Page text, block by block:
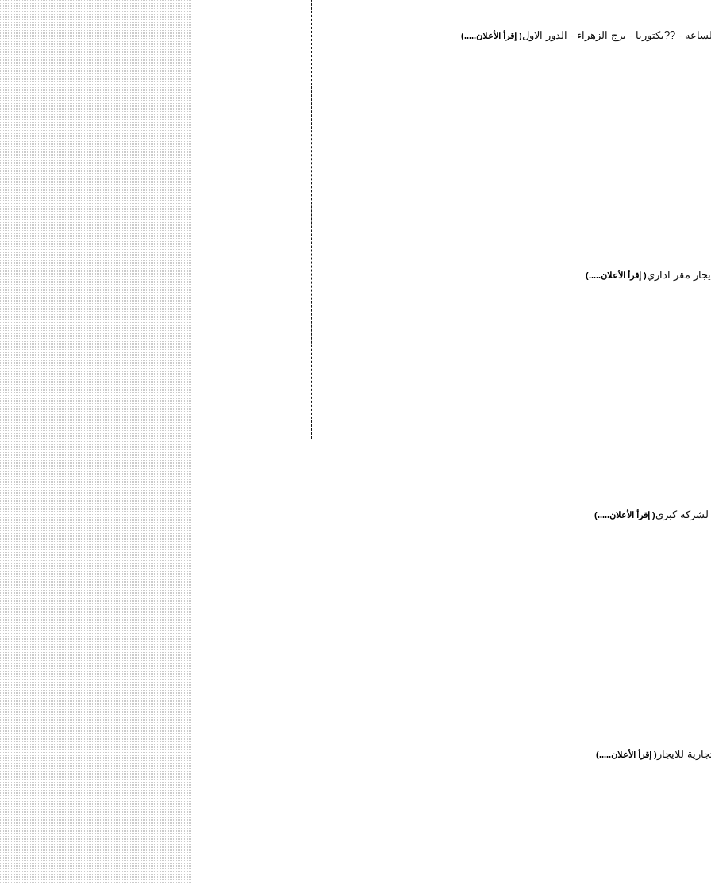
- ??يكتوريا - برج الزهراء - الدور الاول( إقرأ الأعلان.....)
مقر اداري( إقرأ الأعلان.....)
كبرى( إقرأ الأعلان.....)
للايجار ( إقرأ الأعلان.....)